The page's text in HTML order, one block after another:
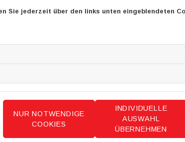
Sie jederzeit über den links unten eingeblendeten
NUR NOTWENDIGE
COOKIES
INDIVIDUELLE
AUSWAHL
ÜBERNEHMEN